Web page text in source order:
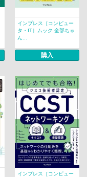
インプレス［コンピュー
タ・IT］ムック 全部ちゃ
ん...
購入
インプレス［コンピュー